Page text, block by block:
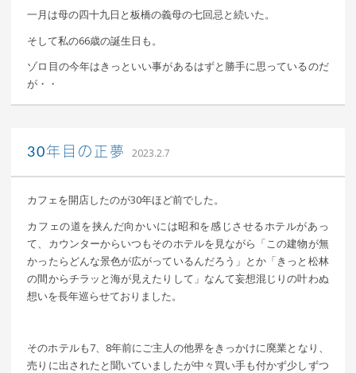
一月は母の四十九日と板橋の義母の七回忌と続いた。
そして私の66歳の誕生日も。
ゾロ目の今年はきっといい事があるはずと勝手に思っているのだ
が・・
30年目の正夢 2023.2.7
カフェを開店したのが30年ほど前でした。
カフェの道を挟んだ向かいには昭和を感じさせるホテルがあっ
て、カウンターからいつもそのホテルを見ながら「この建物が無
かったらどんな景色が広がっているんだろう」とか「きっと松林
の間からチラッと海が見えたりして」なんて妄想混じりの叶わぬ
想いを長年巡らせておりました。
そのホテルも7、8年前にご主人の他界をきっかけに廃業となり、
売りに出されたと聞いていましたが中々買い手も付かず少しずつ